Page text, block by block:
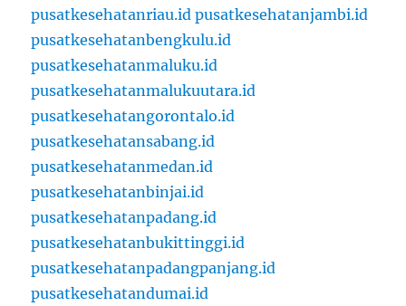
pusatkesehatanriau.id pusatkesehatanjambi.id
pusatkesehatanbengkulu.id
pusatkesehatanmaluku.id
pusatkesehatanmalukuutara.id
pusatkesehatangorontalo.id
pusatkesehatansabang.id
pusatkesehatanmedan.id
pusatkesehatanbinjai.id
pusatkesehatanpadang.id
pusatkesehatanbukittinggi.id
pusatkesehatanpadangpanjang.id
pusatkesehatandumai.id